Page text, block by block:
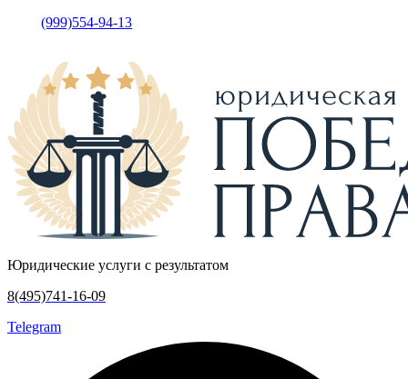
(999)554-94-13
Юридические услуги с результатом
8(495)741-16-09
Telegram